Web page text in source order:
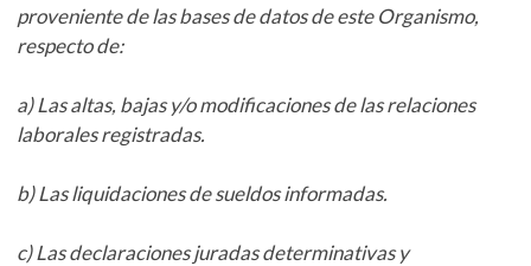
proveniente de las bases de datos de este Organismo,
respecto de:
a) Las altas, bajas y/o modificaciones de las relaciones
laborales registradas.
b) Las liquidaciones de sueldos informadas.
c) Las declaraciones juradas determinativas y